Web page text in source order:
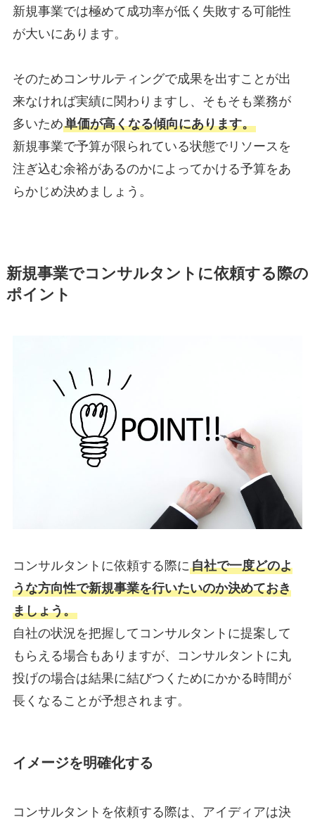
新規事業では極めて成功率が低く失敗する可能性
が大いにあります。
そのためコンサルティングで成果を出すことが出
来なければ実績に関わりますし、そもそも業務が
多いため単価が高くなる傾向にあります。
新規事業で予算が限られている状態でリソースを
注ぎ込む余裕があるのかによってかける予算をあ
らかじめ決めましょう。
新規事業でコンサルタントに依頼する際の
ポイント
コンサルタントに依頼する際に自社で一度どのよ
うな方向性で新規事業を行いたいのか決めておき
ましょう。
自社の状況を把握してコンサルタントに提案して
もらえる場合もありますが、コンサルタントに丸
投げの場合は結果に結びつくためにかかる時間が
長くなることが予想されます。
イメージを明確化する
コンサルタントを依頼する際は、アイディアは決